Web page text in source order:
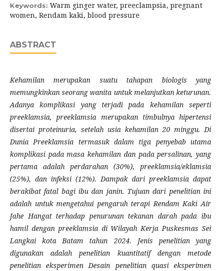
Keywords: Warm ginger water, preeclampsia, pregnant
women, Rendam kaki, blood pressure
ABSTRACT
Kehamilan merupakan suatu tahapan biologis yang
memungkinkan seorang wanita untuk melanjutkan keturunan.
Adanya komplikasi yang terjadi pada kehamilan seperti
preeklamsia, preeklamsia merupakan timbulnya hipertensi
disertai proteinuria, setelah usia kehamilan 20 minggu. Di
Dunia Preeklamsia termasuk dalam tiga penyebab utama
komplikasi pada masa kehamilan dan pada persalinan, yang
pertama adalah perdarahan (30%), preeklamsia/eklamsia
(25%), dan infeksi (12%). Dampak dari preeklamsia dapat
berakibat fatal bagi ibu dan janin. Tujuan dari penelitian ini
adalah untuk mengetahui pengaruh terapi Rendam Kaki Air
Jahe Hangat terhadap penurunan tekanan darah pada ibu
hamil dengan preeklamsia di Wilayah Kerja Puskesmas Sei
Langkai kota Batam tahun 2024. Jenis penelitian yang
digunakan adalah penelitian kuantitatif dengan metode
penelitian eksperimen Desain penelitian quasi eksperimen